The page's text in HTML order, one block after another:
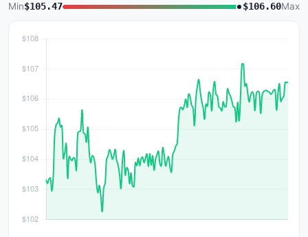
Min$105.47 $106.60Max